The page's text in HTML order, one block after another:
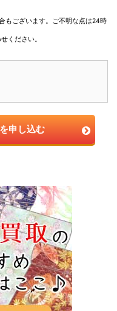
もございます。ご不明な点は24時
ください。
申し込む